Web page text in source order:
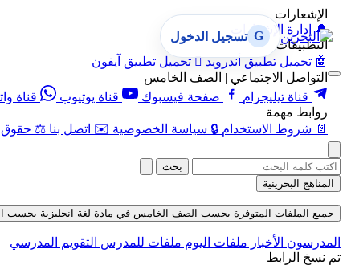
الإشعارات
🔔 إدارة الإشعارات
التطبيقات
🤖 تحميل تطبيق أندرويد  تحميل تطبيق آيفون
التواصل الاجتماعي | الصف الخامس
قناة تيليجرام
صفحة فيسبوك قناة يوتيوب قناة
روابط مهمة
📄 شروط الاستخدام 🔒 سياسة الخصوصية ✉️ اتصل بنا ⚖️ حقوق
G تسجيل الدخول
بحث
المناهج البحرينية
جميع الملفات المتوفرة بحسب الصف الخامس في مادة لغة انجليزية بحسب الفصل
المدرسون الأخبار ملفات اليوم ملفات للمدرس التقويم المدرسي
تم نسخ الرابط